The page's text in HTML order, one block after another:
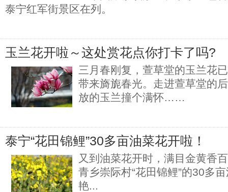
泰宁红军街景区在列。
玉兰花开啦～这处赏花点你打卡了吗?
三月春刚复，萱草堂的玉兰花
带来旖旎春光。走进萱草堂的
放的玉兰撞个满怀……
泰宁“花田锦鲤”30多亩油菜花开啦！
又到油菜花开时，满目金黄香
青乡崇际村“花田锦鲤”的30多
艳...